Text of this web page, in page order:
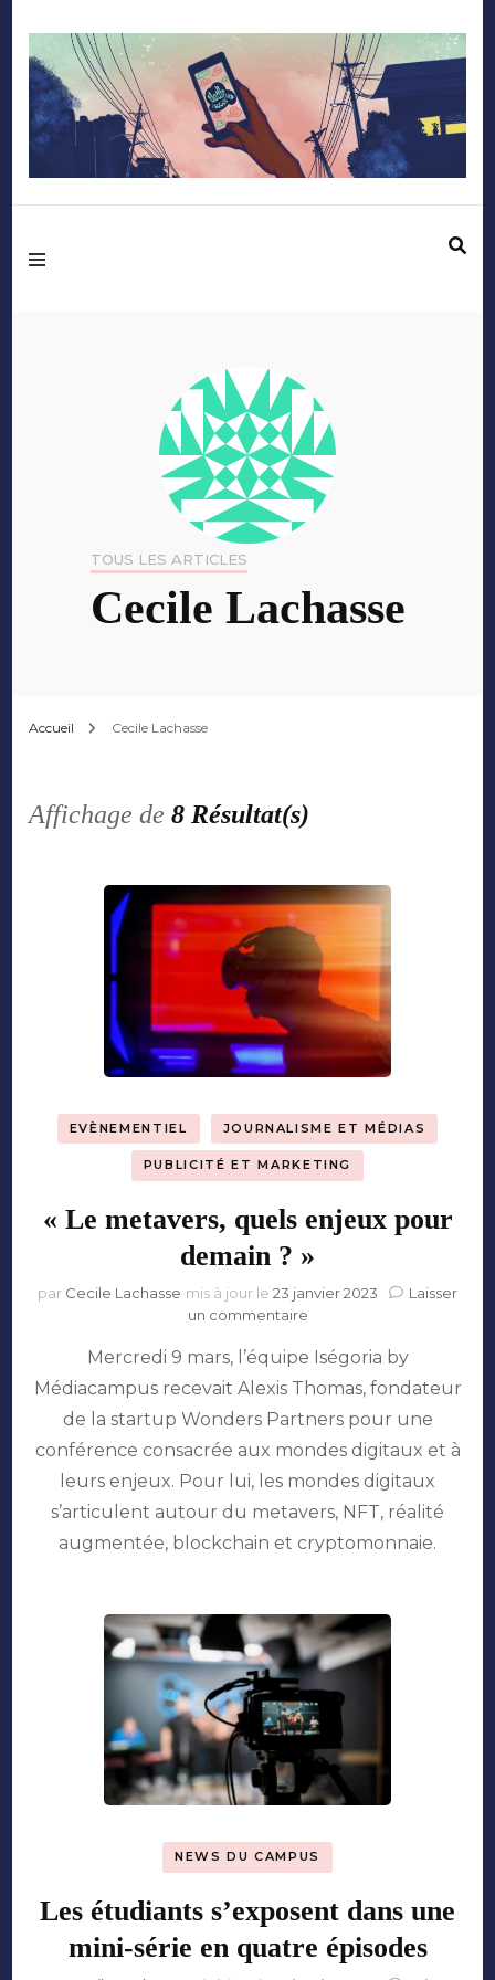
Mediafactory – Le
SciencesCom
TOUS LES ARTICLES
Cecile Lachasse
Accueil Cecile Lachasse
Affichage de8 Résultat(s)
EVÈNEMENTIEL JOURNALISME ET MÉDIAS
PUBLICITÉ ET MARKETING
« Le metavers, quels enjeux pour
demain ? »
par Cecile Lachasse mis à jour le 23 janvier 2023
Laisser
un commentairesur
Le
metavers,
enjeux
pour
demain
?
»
Mercredi 9 mars, l’équipe Iségoria by
Médiacampus recevait Alexis Thomas, fondateur
de la startup Wonders Partners pour une
conférence consacrée aux mondes digitaux et à
leurs enjeux. Pour lui, les mondes digitaux
s’articulent autour du metavers, NFT, réalité
augmentée, blockchain et cryptomonnaie.
NEWS DU CAMPUS
Les étudiants s’exposent dans une
mini-série en quatre épisodes